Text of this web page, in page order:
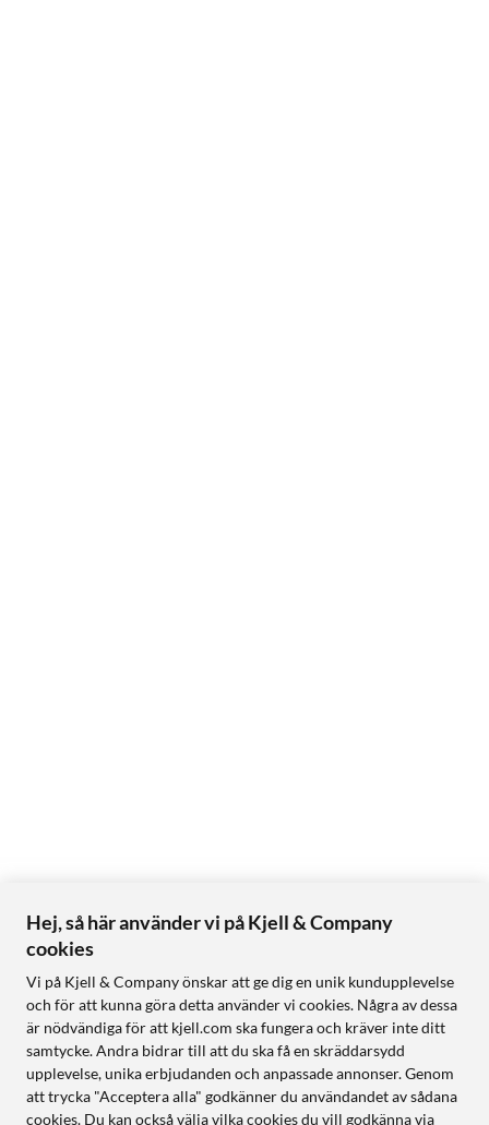
Hej, så här använder vi på Kjell & Company
cookies
Vi på Kjell & Company önskar att ge dig en unik kundupplevelse
och för att kunna göra detta använder vi cookies. Några av dessa
är nödvändiga för att kjell.com ska fungera och kräver inte ditt
samtycke. Andra bidrar till att du ska få en skräddarsydd
upplevelse, unika erbjudanden och anpassade annonser. Genom
att trycka "Acceptera alla" godkänner du användandet av sådana
cookies. Du kan också välja vilka cookies du vill godkänna via